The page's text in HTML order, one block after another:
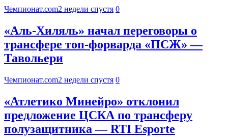
Чемпионат.com2 недели спустя 0
«Аль-Хиляль» начал переговоры о
трансфере топ-форварда «ПСЖ» —
Тавольери
Чемпионат.com2 недели спустя 0
«Атлетико Минейро» отклонил
предложение ЦСКА по трансферу
полузащитника — RTI Esporte